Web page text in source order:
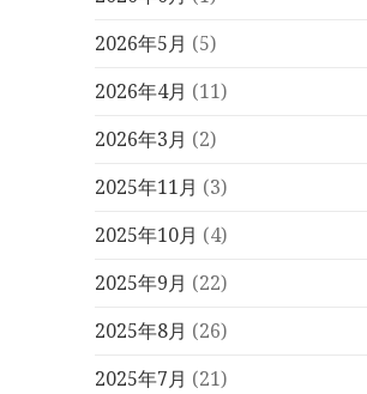
2026年5月 (5)
2026年4月 (11)
2026年3月 (2)
2025年11月 (3)
2025年10月 (4)
2025年9月 (22)
2025年8月 (26)
2025年7月 (21)